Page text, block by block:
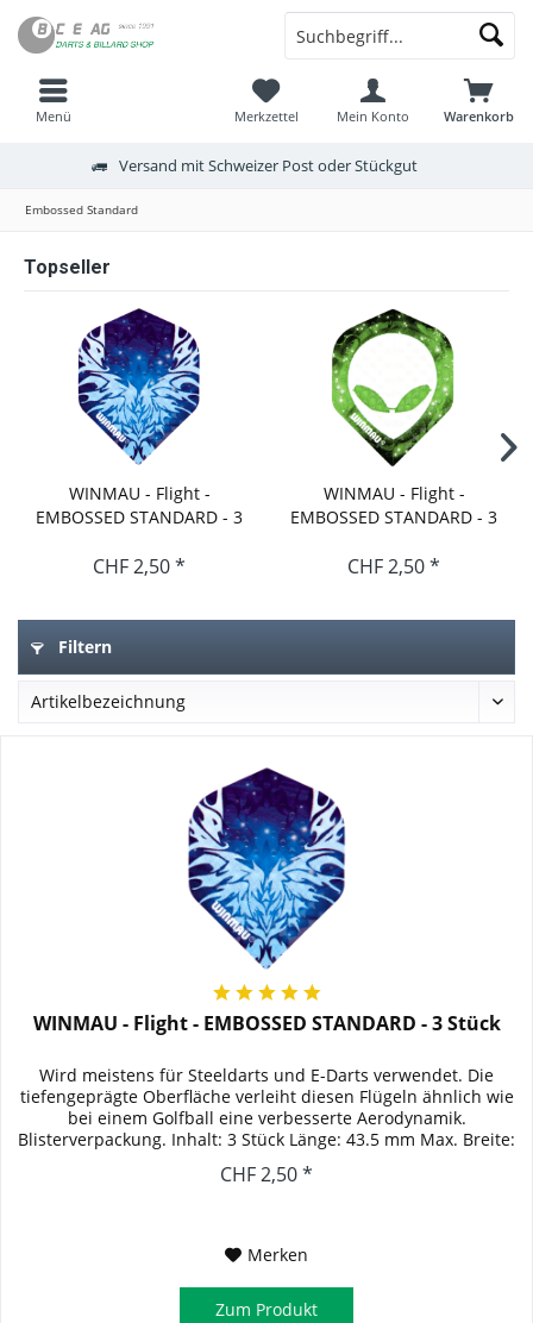
Menü Warenkorb
Merkzettel Mein Konto
Versand mit Schweizer Post oder Stückgut
Embossed Standard
Topseller
WINMAU - Flight -
EMBOSSED STANDARD - 3
CHF 2,50 *
WINMAU - Flight -
EMBOSSED STANDARD - 3
CHF 2,50 *
Filtern
WINMAU - Flight - EMBOSSED STANDARD - 3 Stück
Wird meistens für Steeldarts und E-Darts verwendet. Die
tiefengeprägte Oberfläche verleiht diesen Flügeln ähnlich wie
bei einem Golfball eine verbesserte Aerodynamik.
Blisterverpackung. Inhalt: 3 Stück Länge: 43.5 mm Max. Breite:
CHF 2,50 *
Merken
Zum Produkt